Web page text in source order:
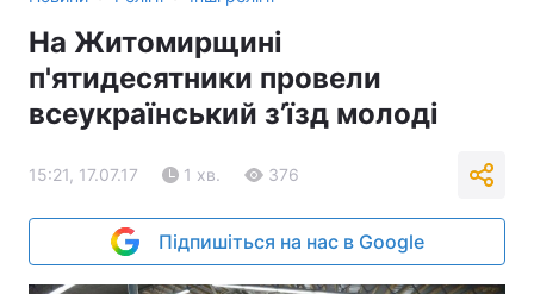
На Житомирщині
п'ятидесятники провели
всеукраїнський з’їзд молоді
15:21, 17.07.17 1 хв. 376
Підпишіться на нас в Google